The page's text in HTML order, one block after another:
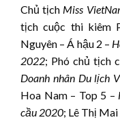
Chủ tịch Miss
tịch cuộc thi kiêm
Nguyên – Á hậu 2 –
2022; Phó chủ tịch
Doanh nhân Du lịch
Hoa Nam – Top 5 –
cầu 2020; Lê Thị Mai